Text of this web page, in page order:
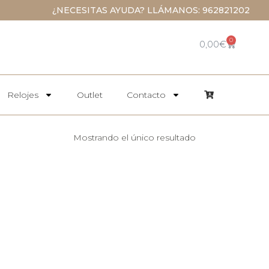
¿NECESITAS AYUDA? LLÁMANOS: 962821202
0,00€ 0
Relojes Outlet Contacto
Mostrando el único resultado